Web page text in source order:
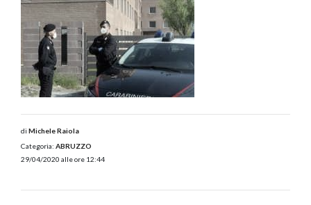
di Michele Raiola
Categoria: ABRUZZO
29/04/2020 alle ore 12:44